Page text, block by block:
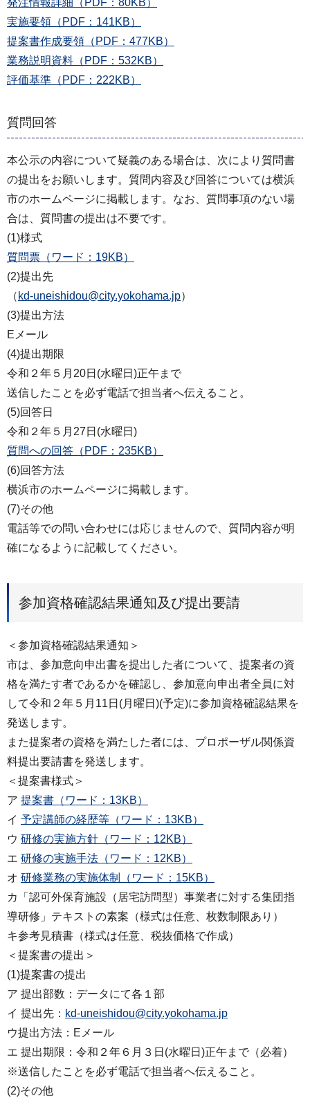
実施要領（PDF：141KB）
提案書作成要領（PDF：477KB）
業務説明資料（PDF：532KB）
評価基準（PDF：222KB）
質問回答
本公示の内容について疑義のある場合は、次により質問書
の提出をお願いします。質問内容及び回答については横浜
市のホームページに掲載します。なお、質問事項のない場
合は、質問書の提出は不要です。
(1)様式
質問票（ワード：19KB）
(2)提出先
（ kd-uneishidou@city.yokohama.jp）
(3)提出方法
Eメール
(4)提出期限
令和２年５月20日(水曜日)正午まで
送信したことを必ず電話で担当者へ伝えること。
(5)回答日
令和２年５月27日(水曜日)
質問への回答（PDF：235KB）
(6)回答方法
横浜市のホームページに掲載します。
(7)その他
電話等での問い合わせには応じませんので、質問内容が明
確になるように記載してください。
参加資格確認結果通知及び提出要請
＜参加資格確認結果通知＞
市は、参加意向申出書を提出した者について、提案者の資
格を満たす者であるかを確認し、参加意向申出者全員に対
して令和２年５月11日(月曜日)(予定)に参加資格確認結果を
発送します。
また提案者の資格を満たした者には、プロポーザル関係資
料提出要請書を発送します。
＜提案書様式＞
ア 提案書（ワード：13KB）
イ 予定講師の経歴等（ワード：13KB）
ウ 研修の実施方針（ワード：12KB）
エ 研修の実施手法（ワード：12KB）
オ 研修業務の実施体制（ワード：15KB）
カ「認可外保育施設（居宅訪問型）事業者に対する集団指
導研修」テキストの素案（様式は任意、枚数制限あり）
キ参考見積書（様式は任意、税抜価格で作成）
＜提案書の提出＞
(1)提案書の提出
ア 提出部数：データにて各１部
イ 提出先： kd-uneishidou@city.yokohama.jp
ウ提出方法：Eメール
エ 提出期限：令和２年６月３日(水曜日)正午まで（必着）
※送信したことを必ず電話で担当者へ伝えること。
(2)その他